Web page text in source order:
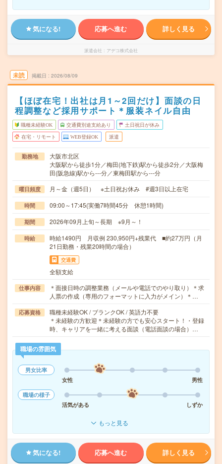
気になる! 応募へ進む 詳しく見る
派遣会社 アデコ株式会社
未読 掲載日 2026/08/09
【ほぼ在宅！出社は月1～2回だけ】面談の日
程調整など採用サポート＊服装ネイル自由
職種未経験OK 交通費別途支給あり 土日祝日が休み
在宅・リモート WEB登録OK 派遣
勤務地
大阪市北区
大阪駅から徒歩1分／梅田(地下鉄)駅から徒歩2分／大阪梅
田(阪急線)駅から---分／東梅田駅から---分
曜日頻度 月～金（週5日） ※土日祝お休み #週3日以上在宅
時間 09:00～17:45(実働7時間45分 休憩1時間)
期間 2026年09月上旬～長期 ※9月～！
時給
時給1490円 月収例 230,950円+残業代 ■約27万円（月
21日勤務・残業20時間の場合）
交通費
全額支給
仕事内容
＊面接日時の調整業務（メールや電話でのやり取り）＊求
人票の作成（専用のフォーマットに入力がメイン）＊…
応募資格
職種未経験OK / ブランクOK / 英語力不要
＊未経験の方歓迎＊未経験の方でも安心スタート！・登録
時、キャリアを一緒に考える面談（電話面談の場合）…
職場の雰囲気
男女比率
女性
男性
職場の様子
活気がある
しずか
もっと見る
気になる! 応募へ進む 詳しく見る